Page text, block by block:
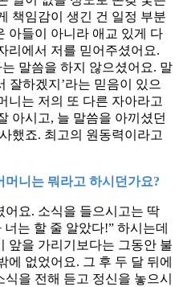
책임감이 생긴 건 일정 부분
아들이 아니라 애교 있게 다
리에서 저를 믿어주셨어요.
말씀을 하지 않으셨어요. 말
잘하겠지’라는 믿음이 있으
니는 저의 또 다른 자아라고
아시고, 늘 말씀을 아끼셨던
했죠. 최고의 원동력이라고
머니는 뭐라고 하시던가요?
어요. 소식을 들으시고는 딱
는 할 줄 알았다!” 하시는데
앞을 가리기보다는 그동안 불
에 없었어요. 그 후 두 달 뒤에
을 전해 듣고 정신을 놓으시